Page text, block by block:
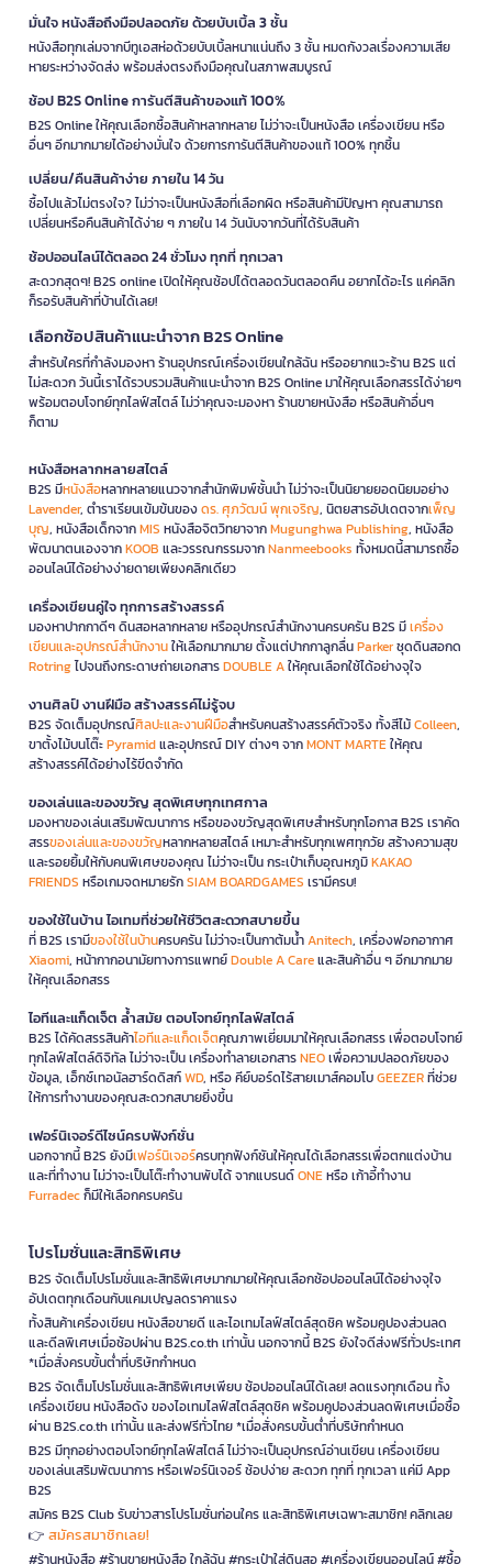
มั่นใจ หนังสือถึงมือปลอดภัย ด้วยบับเบิ้ล 3 ชั้น
หนังสือทุกเล่มจากบีทูเอสห่อด้วยบับเบิ้ลหนาแน่นถึง 3 ชั้น หมดกังวลเรื่องความเสีย
หายระหว่างจัดส่ง พร้อมส่งตรงถึงมือคุณในสภาพสมบูรณ์
ช้อป B2S Online การันตีสินค้าของแท้ 100%
B2S Online ให้คุณเลือกซื้อสินค้าหลากหลาย ไม่ว่าจะเป็นหนังสือ เครื่องเขียน หรือ
อื่นๆ อีกมากมายได้อย่างมั่นใจ ด้วยการการันตีสินค้าของแท้ 100% ทุกชิ้น
เปลี่ยน/คืนสินค้าง่าย ภายใน 14 วัน
ซื้อไปแล้วไม่ตรงใจ? ไม่ว่าจะเป็นหนังสือที่เลือกผิด หรือสินค้ามีปัญหา คุณสามารถ
เปลี่ยนหรือคืนสินค้าได้ง่าย ๆ ภายใน 14 วันนับจากวันที่ได้รับสินค้า
ช้อปออนไลน์ได้ตลอด 24 ชั่วโมง ทุกที่ ทุกเวลา
สะดวกสุดๆ! B2S online เปิดให้คุณช้อปได้ตลอดวันตลอดคืน อยากได้อะไร แค่คลิก
ก็รอรับสินค้าที่บ้านได้เลย!
เลือกช้อปสินค้าแนะนำจาก B2S Online
สำหรับใครที่กำลังมองหา ร้านอุปกรณ์เครื่องเขียนใกล้ฉัน หรืออยากแวะร้าน B2S แต่
ไม่สะดวก วันนี้เราได้รวบรวมสินค้าแนะนำจาก B2S Online มาให้คุณเลือกสรรได้ง่ายๆ
พร้อมตอบโจทย์ทุกไลฟ์สไตล์ ไม่ว่าคุณจะมองหา ร้านขายหนังสือ หรือสินค้าอื่นๆ
ก็ตาม
หนังสือหลากหลายสไตล์
B2S มีหนังสือหลากหลายแนวจากสำนักพิมพ์ชั้นนำ ไม่ว่าจะเป็นนิยายยอดนิยมอย่าง
Lavender, ตำราเรียนเข้มข้นของดร. ศุภวัฒน์ พุกเจริญ, นิตยสารอัปเดตจากเพ็ญ
บุญ, หนังสือเด็กจากMIS หนังสือจิตวิทยาจากMugunghwa Publishing, หนังสือ
พัฒนาตนเองจากKOOB และวรรณกรรมจากNanmeebooks ทั้งหมดนี้สามารถซื้อ
ออนไลน์ได้อย่างง่ายดายเพียงคลิกเดียว
เครื่องเขียนคู่ใจ ทุกการสร้างสรรค์
มองหาปากกาดีๆ ดินสอหลากหลาย หรืออุปกรณ์สำนักงานครบครัน B2S มีเครื่อง
เขียนและอุปกรณ์สำนักงานให้เลือกมากมาย ตั้งแต่ปากกาลูกลื่นParkerชุดดินสอกด
Rotringไปจนถึงกระดาษถ่ายเอกสารDOUBLE Aให้คุณเลือกใช้ได้อย่างจุใจ
งานศิลป์ งานฝีมือ สร้างสรรค์ไม่รู้จบ
B2S จัดเต็มอุปกรณ์ศิลปะและงานฝีมือสำหรับคนสร้างสรรค์ตัวจริง ทั้งสีไม้Colleen,
ขาตั้งไม้บนโต๊ะPyramidและอุปกรณ์ DIY ต่างๆ จากMONT MARTEให้คุณ
สร้างสรรค์ได้อย่างไร้ขีดจำกัด
ของเล่นและของขวัญ สุดพิเศษทุกเทศกาล
มองหาของเล่นเสริมพัฒนาการ หรือของขวัญสุดพิเศษสำหรับทุกโอกาส B2S เราคัด
สรรของเล่นและของขวัญหลากหลายสไตล์ เหมาะสำหรับทุกเพศทุกวัย สร้างความสุข
และรอยยิ้มให้กับคนพิเศษของคุณ ไม่ว่าจะเป็น กระเป๋าเก็บอุณหภูมิKAKAO
FRIENDS หรือเกมจดหมายรักSIAM BOARDGAMES เรามีครบ!
ของใช้ในบ้าน ไอเทมที่ช่วยให้ชีวิตสะดวกสบายขึ้น
ที่ B2S เรามีของใช้ในบ้านครบครัน ไม่ว่าจะเป็นกาต้มน้ำAnitech, เครื่องฟอกอากาศ
Xiaomi, หน้ากากอนามัยทางการแพทย์Double A Careและสินค้าอื่น ๆ อีกมากมาย
ให้คุณเลือกสรร
ไอทีและแก็ดเจ็ต ล้ำสมัย ตอบโจทย์ทุกไลฟ์สไตล์
B2S ได้คัดสรรสินค้าไอทีและแก็ดเจ็ตคุณภาพเยี่ยมมาให้คุณเลือกสรร เพื่อตอบโจทย์
ทุกไลฟ์สไตล์ดิจิทัล ไม่ว่าจะเป็น เครื่องทำลายเอกสารNEOเพื่อความปลอดภัยของ
ข้อมูล, เอ็กซ์เทอนัลฮาร์ดดิสก์WD, หรือ คีย์บอร์ดไร้สายเมาส์คอมโบGEEZERที่ช่วย
ให้การทำงานของคุณสะดวกสบายยิ่งขึ้น
เฟอร์นิเจอร์ดีไซน์ครบฟังก์ชั่น
นอกจากนี้ B2S ยังมีเฟอร์นิเจอร์ครบทุกฟังก์ชันให้คุณได้เลือกสรรเพื่อตกแต่งบ้าน
และที่ทำงาน ไม่ว่าจะเป็นโต๊ะทำงานพับได้ จากแบรนด์ONEหรือ เก้าอี้ทำงาน
Furradecก็มีให้เลือกครบครัน
โปรโมชั่นและสิทธิพิเศษ
B2S จัดเต็มโปรโมชั่นและสิทธิพิเศษมากมายให้คุณเลือกช้อปออนไลน์ได้อย่างจุใจ
อัปเดตทุกเดือนกับแคมเปญลดราคาแรง
ทั้งสินค้าเครื่องเขียน หนังสือขายดี และไอเทมไลฟ์สไตล์สุดชิค พร้อมคูปองส่วนลด
และดีลพิเศษเมื่อช้อปผ่าน B2S.co.th เท่านั้น นอกจากนี้ B2S ยังใจดีส่งฟรีทั่วประเทศ
*เมื่อสั่งครบขั้นต่ำที่บริษัทกำหนด
B2S จัดเต็มโปรโมชั่นและสิทธิพิเศษเพียบ ช้อปออนไลน์ได้เลย! ลดแรงทุกเดือน ทั้ง
เครื่องเขียน หนังสือดัง ของไอเทมไลฟ์สไตล์สุดชิค พร้อมคูปองส่วนลดพิเศษเมื่อซื้อ
ผ่าน B2S.co.th เท่านั้น และส่งฟรีทั่วไทย *เมื่อสั่งครบขั้นต่ำที่บริษัทกำหนด
B2S มีทุกอย่างตอบโจทย์ทุกไลฟ์สไตล์ ไม่ว่าจะเป็นอุปกรณ์อ่านเขียน เครื่องเขียน
ของเล่นเสริมพัฒนาการ หรือเฟอร์นิเจอร์ ช้อปง่าย สะดวก ทุกที่ ทุกเวลา แค่มี App
B2S
สมัคร B2S Club รับข่าวสารโปรโมชั่นก่อนใคร และสิทธิพิเศษเฉพาะสมาชิก! คลิกเลย
👉 สมัครสมาชิกเลย!
#ร้านหนังสือ #ร้านขายหนังสือ ใกล้ฉัน #กระเป๋าใส่ดินสอ #เครื่องเขียนออนไลน์ #ซื้อ